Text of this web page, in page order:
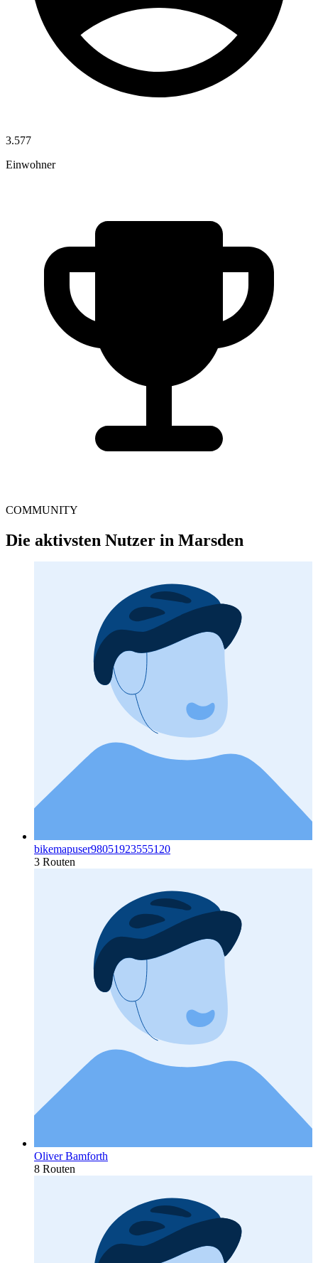
3.577
Einwohner
COMMUNITY
Die aktivsten Nutzer in Marsden
bikemapuser98051923555120
3 Routen
Oliver Bamforth
8 Routen